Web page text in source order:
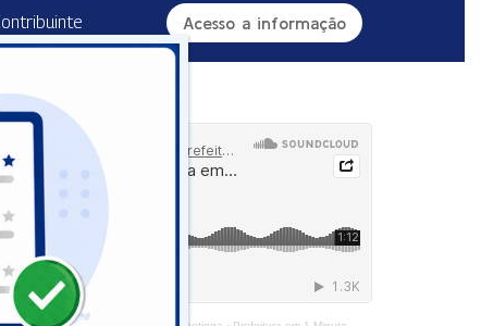
Acesso a informação